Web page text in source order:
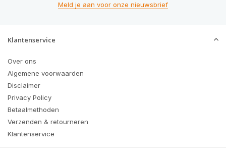
Meld je aan voor onze nieuwsbrief
Klantenservice
Over ons
Algemene voorwaarden
Disclaimer
Privacy Policy
Betaalmethoden
Verzenden & retourneren
Klantenservice